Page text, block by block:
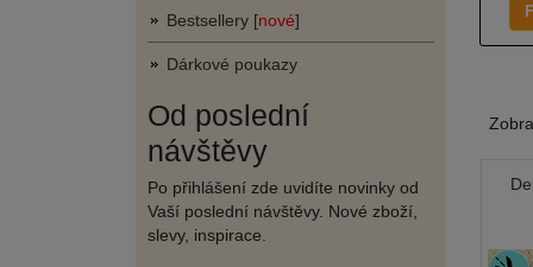
Bestsellery [nové]
Dárkové poukazy
Od poslední
návštěvy
Po přihlášení zde uvidíte novinky od
Vaší poslední návštěvy. Nové zboží,
slevy, inspirace.